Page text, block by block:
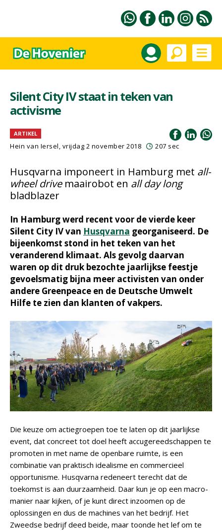
Silent City IV staat in teken van
activisme
ARTIKEL
Hein van Iersel, vrijdag 2 november 2018 207 sec
Husqvarna imponeert in Hamburg met all-
wheel drivemaairobot en all day long
bladblazer
In Hamburg werd recent voor de vierde keer
Silent City IV van Husqvarna georganiseerd. De
bijeenkomst stond in het teken van het
veranderend klimaat. Als gevolg daarvan
waren op dit druk bezochte jaarlijkse feestje
gevoelsmatig bijna meer activisten van onder
andere Greenpeace en de Deutsche Umwelt
Hilfe te zien dan klanten of vakpers.
Die keuze om actiegroepen toe te laten op dit jaarlijkse
event, dat concreet tot doel heeft accugereedschappen te
promoten in met name de openbare ruimte, is een
combinatie van praktisch idealisme en commercieel
opportunisme. Husqvarna redeneert terecht dat de
toekomst is aan duurzaamheid. Daar kun je op een macro-
manier naar kijken, of je kunt direct inzoomen op de
oplossingen en dus de machines van het bedrijf. Het
Zweedse bedrijf deed beide, maar toonde het lef om te